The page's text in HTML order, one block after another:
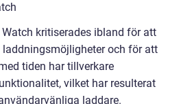
kritiserades ibland för att
och för att
tiden har tillverkare
vilket har resulterat
laddare.